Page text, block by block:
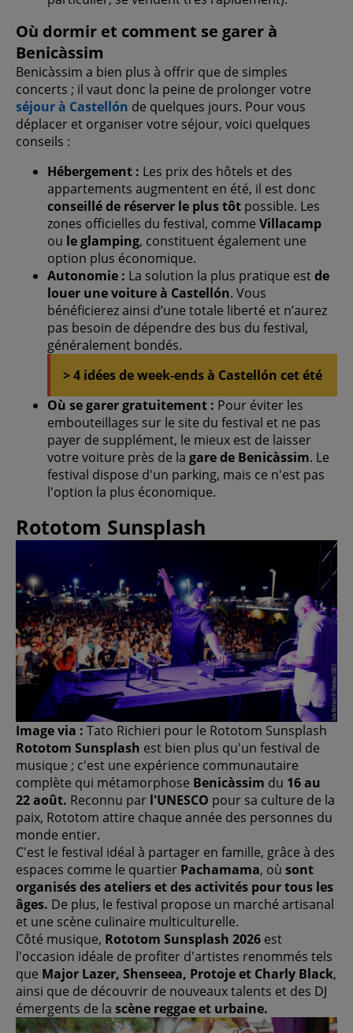
Où dormir et comment se garer à
Benicàssim
Benicàssim a bien plus à offrir que de simples
concerts ; il vaut donc la peine de prolonger votre
séjour à Castellón de quelques jours. Pour vous
déplacer et organiser votre séjour, voici quelques
conseils :
Hébergement : Les prix des hôtels et des
appartements augmentent en été, il est donc
conseillé de réserver le plus tôt possible. Les
zones officielles du festival, comme Villacamp
ou le glamping, constituent également une
option plus économique.
Autonomie : La solution la plus pratique estde
louer une voiture à Castellón. Vous
bénéficierez ainsi d’une totale liberté et n’aurez
pas besoin de dépendre des bus du festival,
généralement bondés.
> 4 idées de week-ends à Castellón cet été
Où se garer gratuitement : Pour éviter les
embouteillages sur le site du festival et ne pas
payer de supplément, le mieux est de laisser
votre voiture près de la gare de Benicàssim. Le
festival dispose d'un parking, mais ce n'est pas
l'option la plus économique.
Rototom Sunsplash
Image via : Tato Richieri pour le Rototom Sunsplash
Rototom Sunsplash est bien plus qu'un festival de
musique ; c'est une expérience communautaire
complète qui métamorphose Benicàssim du 16 au
22 août. Reconnu par l'UNESCO pour sa culture de la
paix, Rototom attire chaque année des personnes du
monde entier.
C'est le festival idéal à partager en famille, grâce à des
espaces comme le quartier Pachamama, où sont
organisés des ateliers et des activités pour tous les
âges. De plus, le festival propose un marché artisanal
et une scène culinaire multiculturelle.
Côté musique, Rototom Sunsplash 2026 est
l'occasion idéale de profiter d'artistes renommés tels
que Major Lazer, Shenseea, Protoje et Charly Black,
ainsi que de découvrir de nouveaux talents et des DJ
émergents de la scène reggae et urbaine.